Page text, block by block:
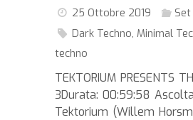
25 Ottobre 2019
Dark Techno, Minimal
techno
TEKTORIUM PRESENTS
3Durata: 00:59:58
Tektorium (Willem